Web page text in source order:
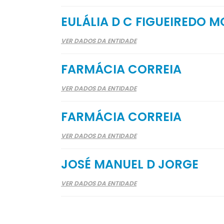
EULÁLIA D C FIGUEIREDO
VER DADOS DA ENTIDADE
FARMÁCIA CORREIA
VER DADOS DA ENTIDADE
FARMÁCIA CORREIA
VER DADOS DA ENTIDADE
JOSÉ MANUEL D JORGE
VER DADOS DA ENTIDADE